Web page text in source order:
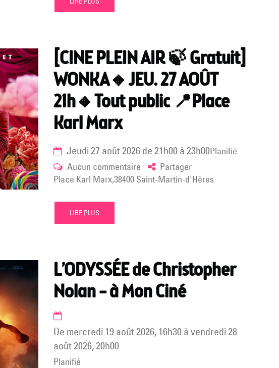
[CINE PLEIN AIR 🍃 Gratuit]
WONKA🔸JEU. 27 AOÛT
21h🔸Tout public 📍Place
Karl Marx
jeudi 27 août 2026 de 21h00 à 23h00Planifié
Aucun commentaire sur
[CINE
AOÛT
21h🔸Tout
public
Karl
Partager
Place Karl Marx,38400 Saint-Martin-d'Hères
LIRE PLUS
L’ODYSSÉE de Christopher
Nolan – à Mon Ciné
de mercredi 19 août 2026, 16h30 à vendredi 28
août 2026, 20h00
Planifié